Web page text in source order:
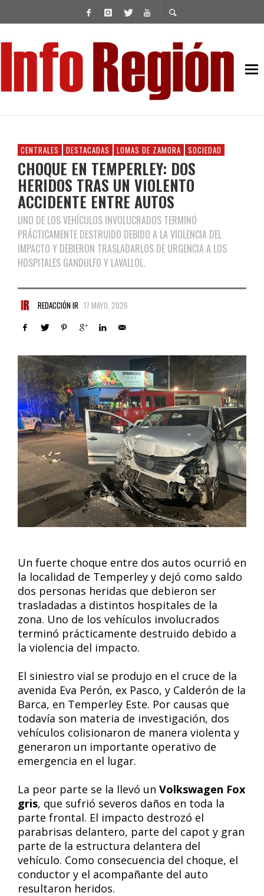
CENTRALES DESTACADAS LOMAS DE ZAMORA SOCIEDAD
CHOQUE EN TEMPERLEY: DOS
HERIDOS TRAS UN VIOLENTO
ACCIDENTE ENTRE AUTOS
UNO DE LOS VEHÍCULOS INVOLUCRADOS TERMINÓ
PRÁCTICAMENTE DESTRUIDO DEBIDO A LA VIOLENCIA DEL
IMPACTO Y DEBIERON TRASLADARLOS DE URGENCIA A LOS
HOSPITALES GANDULFO Y LAVALLOL.
REDACCIÓN IR 17 MAYO, 2026
Un fuerte choque entre dos autos ocurrió en
la localidad de Temperley y dejó como saldo
dos personas heridas que debieron ser
trasladadas a distintos hospitales de la
zona. Uno de los vehículos involucrados
terminó prácticamente destruido debido a
la violencia del impacto.
El siniestro vial se produjo en el cruce de la
avenida Eva Perón, ex Pasco, y Calderón de la
Barca, en Temperley Este. Por causas que
todavía son materia de investigación, dos
vehículos colisionaron de manera violenta y
generaron un importante operativo de
emergencia en el lugar.
La peor parte se la llevó un Volkswagen Fox
gris, que sufrió severos daños en toda la
parte frontal. El impacto destrozó el
parabrisas delantero, parte del capot y gran
parte de la estructura delantera del
vehículo. Como consecuencia del choque, el
conductor y el acompañante del auto
resultaron heridos.